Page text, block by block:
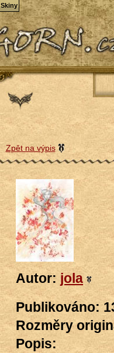
Zpět na výpis
Autor: jola
Publikováno:
Rozměry
Popis:
Skiny